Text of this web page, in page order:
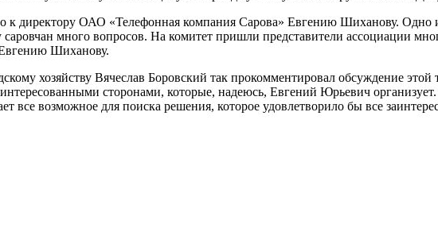
к директору ОАО «Телефонная компания Сарова» Евгению Шиханову.
саровчан много вопросов. На комитет пришли представители ассоциации
Шиханову.
хозяйству Вячеслав Боровский так прокомментировал обсуждение
сторонами, которые, надеюсь, Евгений Юрьевич
все возможное для поиска решения, которое удовлетворило бы все